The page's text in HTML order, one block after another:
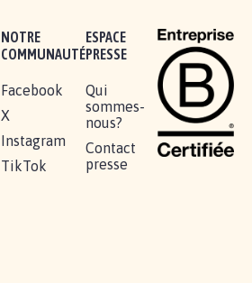
NOTRE
COMMUNAUTÉ
Facebook
X
Instagram
TikTok
ESPACE
PRESSE
Qui
sommes-
nous?
Contact
presse